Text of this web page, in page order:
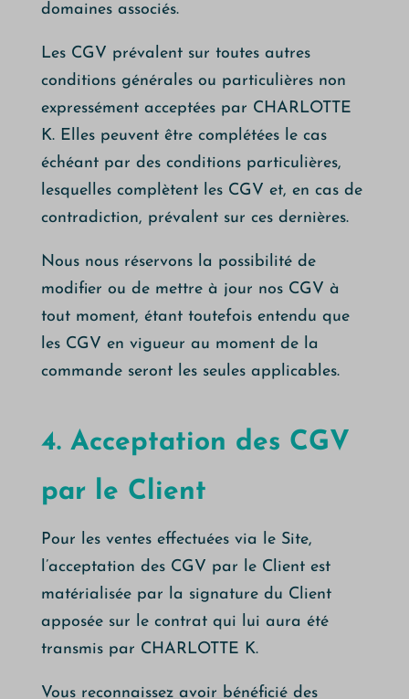
domaines associés.
Les CGV prévalent sur toutes autres
conditions générales ou particulières non
expressément acceptées par CHARLOTTE
K. Elles peuvent être complétées le cas
échéant par des conditions particulières,
lesquelles complètent les CGV et, en cas de
contradiction, prévalent sur ces dernières.
Nous nous réservons la possibilité de
modifier ou de mettre à jour nos CGV à
tout moment, étant toutefois entendu que
les CGV en vigueur au moment de la
commande seront les seules applicables.
4. Acceptation des CGV
par le Client
Pour les ventes effectuées via le Site,
l’acceptation des CGV par le Client est
matérialisée par la signature du Client
apposée sur le contrat qui lui aura été
transmis par CHARLOTTE K.
Vous reconnaissez avoir bénéficié des